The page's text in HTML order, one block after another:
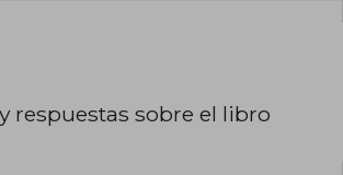
respuestas sobre el libro